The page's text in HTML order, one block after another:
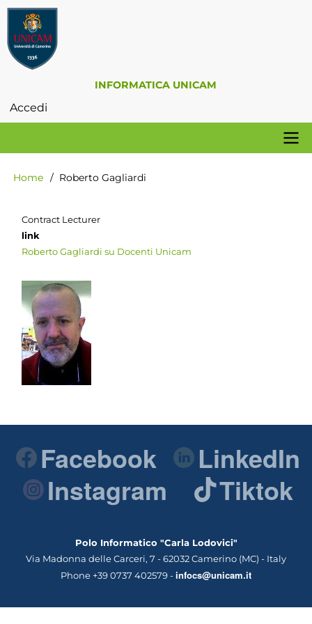
Salta
contenuto
principale
INFORMATICA UNICAM
Menu
profilo
Accedi
principale
Briciole
Home Roberto Gagliardi
Contract Lecturer
link
Roberto Gagliardi su Docenti Unicam
Facebook
LinkedIn
Instagram
Tiktok
Polo Informatico "Carla Lodovici"
Via Madonna delle Carceri, 7 - 62032 Camerino (MC) - Italy
Phone +39 0737 402579 -infocs@unicam.it